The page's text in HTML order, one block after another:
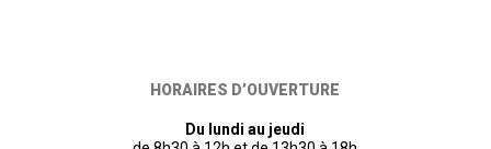
HORAIRES D’OUVERTURE
Du lundi au jeudi